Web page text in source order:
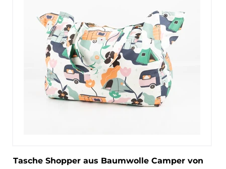
Tasche Shopper aus Baumwolle Camper von